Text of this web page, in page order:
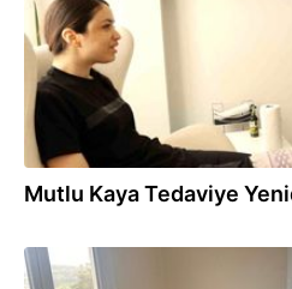
Mutlu Kaya Tedaviye
15.04.2024